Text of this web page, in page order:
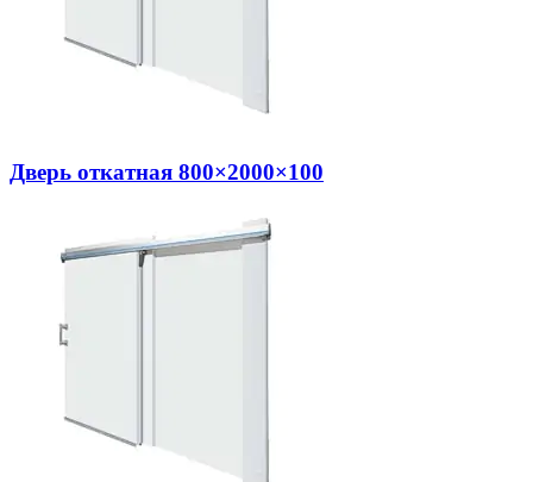
Дверь откатная 800×2000×100